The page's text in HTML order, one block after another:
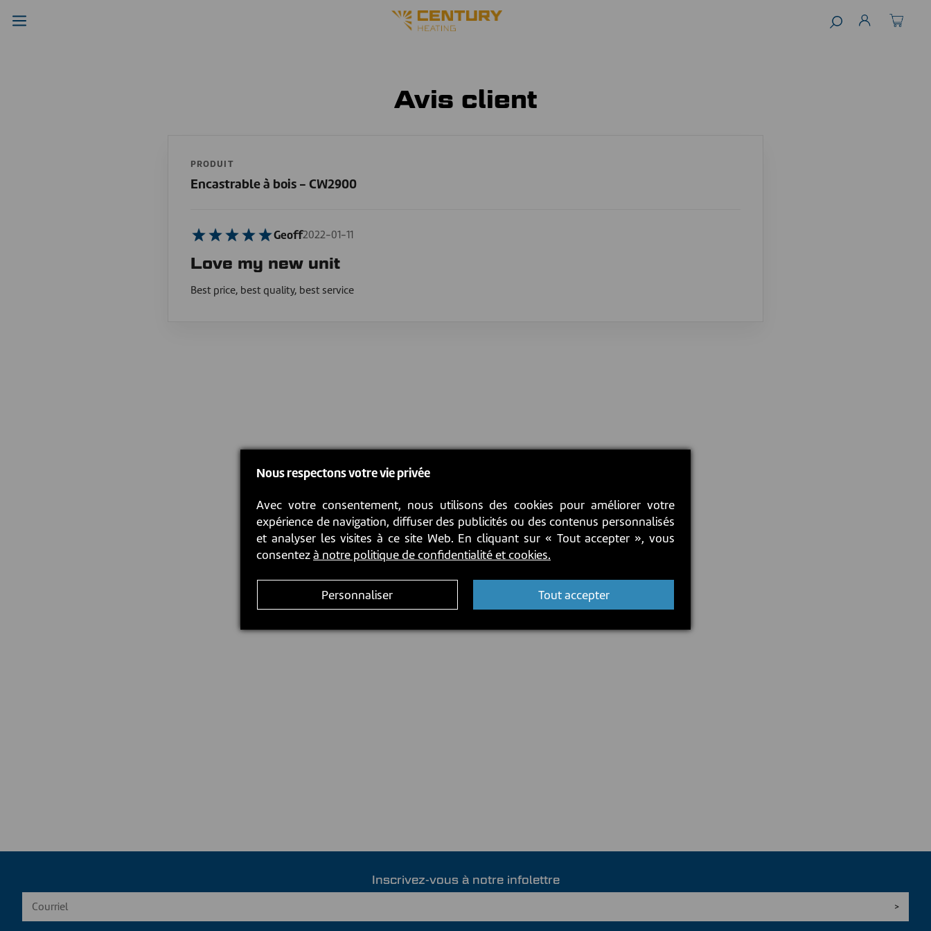
Avis client
PRODUIT
Encastrable à bois - CW2900
Geoff2022-01-11
Love my new unit
Best price, best quality, best service
Inscrivez-vous à notre infolettre
Nous respectons votre vie privée
Avec votre consentement, nous utilisons des cookies pour améliorer votre
expérience de navigation, diffuser des publicités ou des contenus personnalisés
et analyser les visites à ce site Web. En cliquant sur « Tout accepter », vous
consentezà notre politique de confidentialité et cookies.
Personnaliser Tout accepter